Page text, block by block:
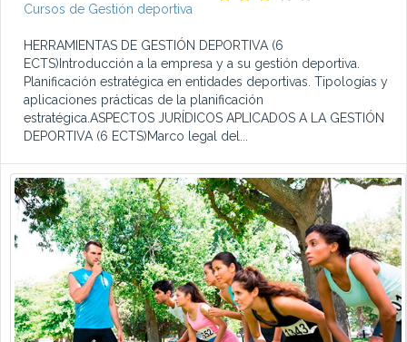
Cursos de Gestión deportiva
HERRAMIENTAS DE GESTIÓN DEPORTIVA (6
ECTS)Introducción a la empresa y a su gestión deportiva.
Planificación estratégica en entidades deportivas. Tipologías y
aplicaciones prácticas de la planificación
estratégica.ASPECTOS JURÍDICOS APLICADOS A LA GESTIÓN
DEPORTIVA (6 ECTS)Marco legal del...